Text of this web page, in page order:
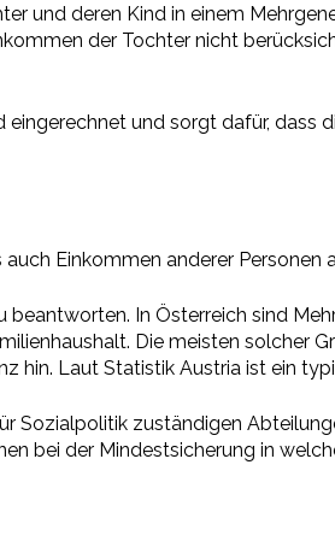
und deren Kind in einem
der Tochter nicht
und sorgt dafür,
Einkommen anderer Personen
In Österreich sind
Die meisten solcher
hin. Laut Statistik Austria ist ein
Sozialpolitik zuständigen
bei der Mindestsicherung in